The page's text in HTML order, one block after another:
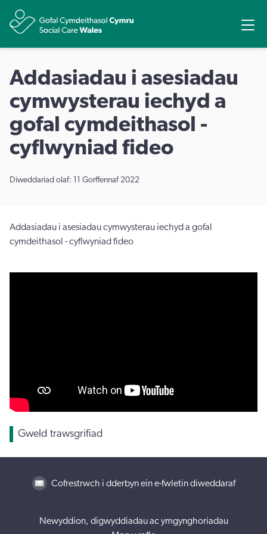
Addasiadau i asesiadau
cymwysterau iechyd a
gofal cymdeithasol -
cyflwyniad fideo
Diweddariad olaf: 11 Gorffennaf 2022
Addasiadau i asesiadau cymwysterau iechyd a gofal
cymdeithasol - cyflwyniad fideo
Gweld trawsgrifiad
Cofrestrwch i dderbyn ein e-fwletin diweddaraf
Newyddion, digwyddiadau ac ymgynghoriadau